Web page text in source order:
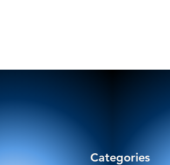
Categories